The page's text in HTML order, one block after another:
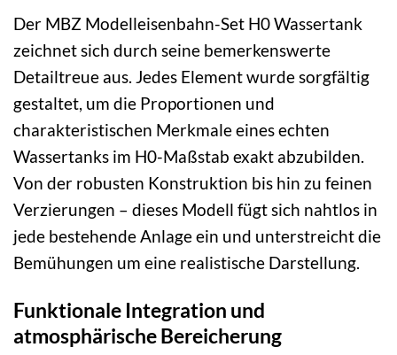
Der MBZ Modelleisenbahn-Set H0 Wassertank
zeichnet sich durch seine bemerkenswerte
Detailtreue aus. Jedes Element wurde sorgfältig
gestaltet, um die Proportionen und
charakteristischen Merkmale eines echten
Wassertanks im H0-Maßstab exakt abzubilden.
Von der robusten Konstruktion bis hin zu feinen
Verzierungen – dieses Modell fügt sich nahtlos in
jede bestehende Anlage ein und unterstreicht die
Bemühungen um eine realistische Darstellung.
Funktionale Integration und
atmosphärische Bereicherung